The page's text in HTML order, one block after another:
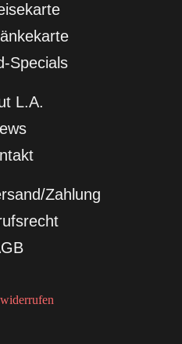
Specials
L.A.
Zahlung